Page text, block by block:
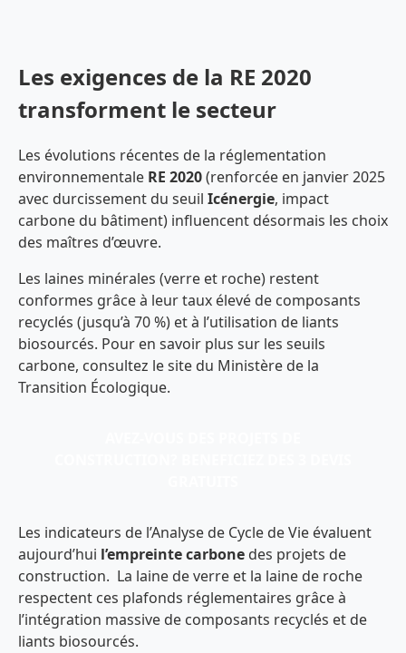
Les exigences de la RE 2020
transforment le secteur
Les évolutions récentes de la réglementation
environnementale RE 2020(renforcée en janvier 2025
avec durcissement du seuil Icénergie, impact
carbone du bâtiment) influencent désormais les choix
des maîtres d’œuvre.
Les laines minérales (verre et roche) restent
conformes grâce à leur taux élevé de composants
recyclés (jusqu’à 70 %) et à l’utilisation de liants
biosourcés. Pour en savoir plus sur les seuils
carbone, consultez le site du Ministère de la
Transition Écologique.
Les indicateurs de l’Analyse de Cycle de Vie évaluent
aujourd’hui l’empreinte carbone des projets de
construction. La laine de verre et la laine de roche
respectent ces plafonds réglementaires grâce à
l’intégration massive de composants recyclés et de
liants biosourcés.